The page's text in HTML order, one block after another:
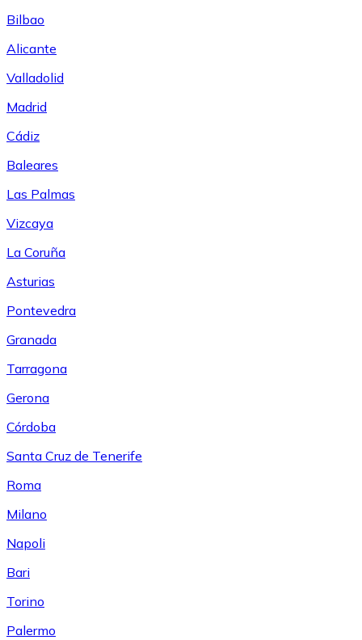
Bilbao
Alicante
Valladolid
Madrid
Cádiz
Baleares
Las Palmas
Vizcaya
La Coruña
Asturias
Pontevedra
Granada
Tarragona
Gerona
Córdoba
Santa Cruz de Tenerife
Roma
Milano
Napoli
Bari
Torino
Palermo